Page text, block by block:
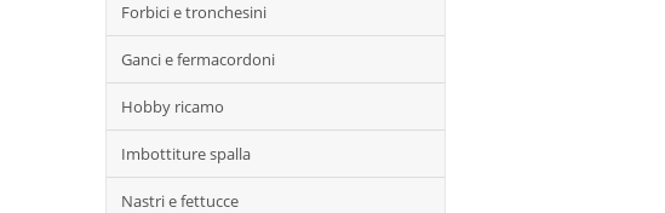
Forbici e tronchesini
Ganci e fermacordoni
Hobby ricamo
Imbottiture spalla
Nastri e fettucce